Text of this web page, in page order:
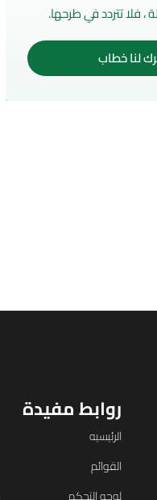
، فلا تتردد في طرحها.
لنا خطاب
روابط مفيدة
الرئيسيه
القوائم